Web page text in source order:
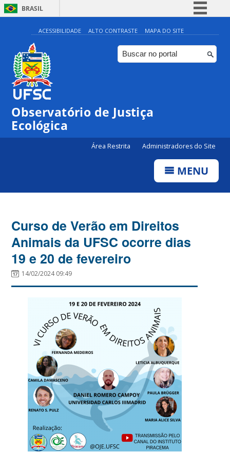
BRASIL
Simplifique!
Comunica BR
Participe
Canais
ACESSIBILIDADE ALTO CONTRASTE MAPA DO SITE
Observatório de Justiça
Ecológica
Área Restrita Administradores do Site
MENU
Curso de Verão em Direitos
Animais da UFSC ocorre dias
19 e 20 de fevereiro
14/02/2024 09:49